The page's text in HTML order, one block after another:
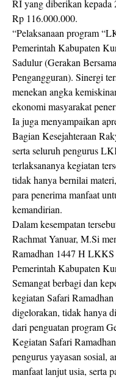
RI yang diberikan kepada
Rp 116.000.000.
“Pelaksanaan program
Pemerintah Kabupaten
Sadulur (Gerakan
Pengangguran). Sinergi
menekan angka
ekonomi masyarakat
Ia juga menyampaikan
Bagian Kesejahteraan
serta seluruh pengurus
terlaksananya kegiatan
tidak hanya bernilai
para penerima manfaat
kemandirian.
Dalam kesempatan
Rachmat Yanuar, M.Si
Ramadhan 1447 H LKKS
Pemerintah Kabupaten
Semangat berbagi dan
kegiatan Safari
digelorakan, tidak hanya
dari penguatan program
Kegiatan Safari
pengurus yayasan sosial,
manfaat lanjut usia, serta